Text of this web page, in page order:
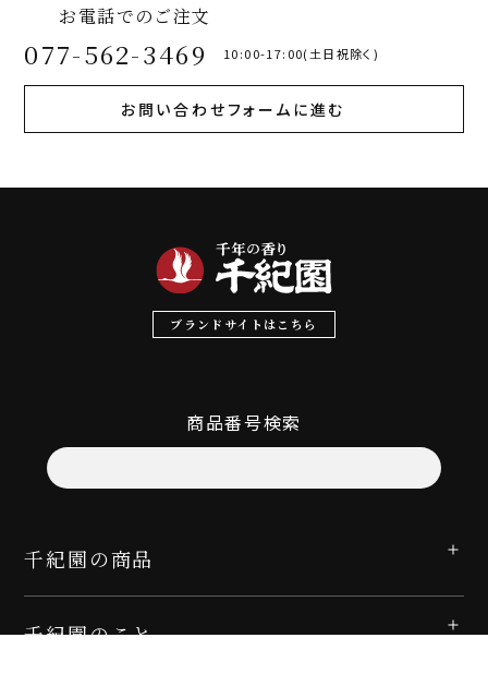
お電話でのご注文
077-562-3469 10:00-17:00(土日祝除く)
お問い合わせフォームに進む
ブランドサイトはこちら
商品番号検索
千紀園の商品
千紀園のこと